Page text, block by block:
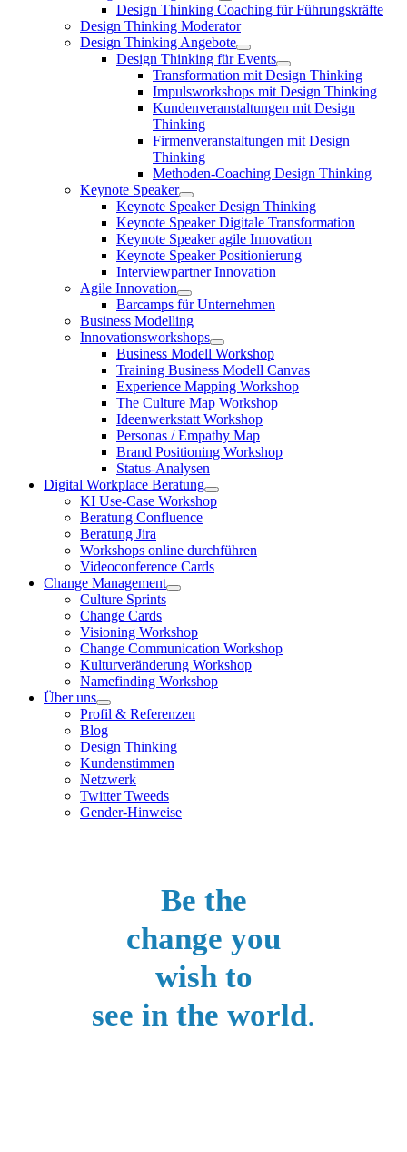
Design Thinking Coaching für Führungskräfte
Design Thinking Moderator
Design Thinking Angebote
Design Thinking für Events
Transformation mit Design Thinking
Impulsworkshops mit Design Thinking
Kundenveranstaltungen mit Design
Thinking
Firmenveranstaltungen mit Design
Thinking
Methoden-Coaching Design Thinking
Keynote Speaker
Keynote Speaker Design Thinking
Keynote Speaker Digitale Transformation
Keynote Speaker agile Innovation
Keynote Speaker Positionierung
Interviewpartner Innovation
Agile Innovation
Barcamps für Unternehmen
Business Modelling
Innovationsworkshops
Business Modell Workshop
Training Business Modell Canvas
Experience Mapping Workshop
The Culture Map Workshop
Ideenwerkstatt Workshop
Personas / Empathy Map
Brand Positioning Workshop
Status-Analysen
Digital Workplace Beratung
KI Use-Case Workshop
Beratung Confluence
Beratung Jira
Workshops online durchführen
Videoconference Cards
Change Management
Culture Sprints
Change Cards
Visioning Workshop
Change Communication Workshop
Kulturveränderung Workshop
Namefinding Workshop
Über uns
Profil & Referenzen
Blog
Design Thinking
Kundenstimmen
Netzwerk
Twitter Tweeds
Gender-Hinweise
Be the
change you
wish to
see in the world.